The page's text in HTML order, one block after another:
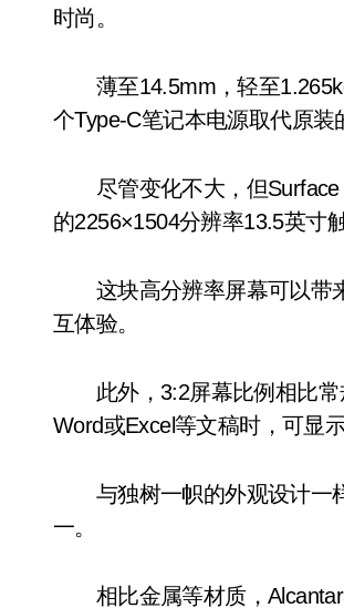
时尚。
薄至14.5mm，轻至
个Type-C笔记本电源取代原
尽管变化不大，但Surface
的2256×1504分辨率13.5英寸
这块高分辨率屏幕可以带来
互体验。
此外，3:2屏幕比例相比常
Word或Excel等文稿时，可显
与独树一帜的外观设计一样
一。
相比金属等材质，